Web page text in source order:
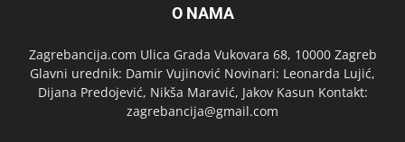
O NAMA
Zagrebancija.com Ulica Grada Vukovara 68, 10000 Zagreb
Glavni urednik: Damir Vujinović Novinari: Leonarda Lujić,
Dijana Predojević, Nikša Maravić, Jakov Kasun Kontakt:
zagrebancija@gmail.com